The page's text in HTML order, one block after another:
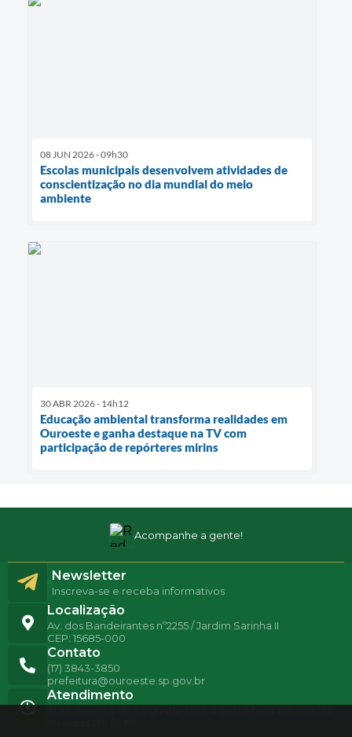
08 JUN 2026 - 09h30
Escolas municipais desenvolvem atividades de
conscientização no dia mundial do meio
ambiente
30 ABR 2026 - 14h12
Educação ambiental transforma realidades em
Ouroeste e ganha destaque na TV com
participação de repórteres mirins
Acompanhe a gente!
Localização
Av. dos Bandeirantes nº2255 / Jardim Sarinha II
CEP: 15685-000
Contato
(17) 3843-3850
prefeitura@ouroeste.sp.gov.br
Atendimento
Newsletter
Inscreva-se e receba informativos